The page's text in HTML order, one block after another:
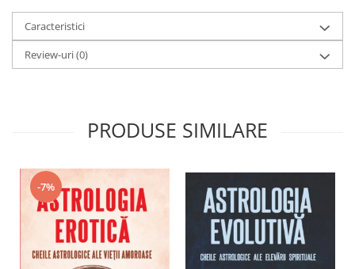
Caracteristici
Review-uri(0)
PRODUSE SIMILARE
-7%